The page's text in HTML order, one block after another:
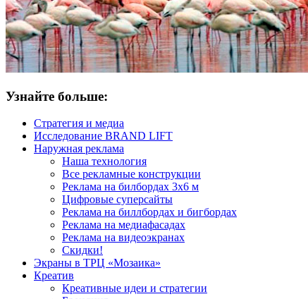
Узнайте больше:
Стратегия и медиа
Исследование BRAND LIFT
Наружная реклама
Наша технология
Все рекламные конструкции
Реклама на билбордах 3х6 м
Цифровые суперсайты
Реклама на биллбордах и бигбордах
Реклама на медиафасадах
Реклама на видеоэкранах
Скидки!
Экраны в ТРЦ «Мозаика»
Креатив
Креативные идеи и стратегии